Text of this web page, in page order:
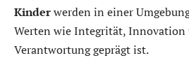
Kinderwerden in einer
Werten wie Integrität, Innovation
Verantwortung geprägt ist.